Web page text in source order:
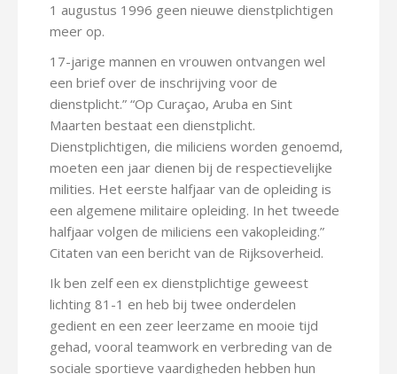
1 augustus 1996 geen nieuwe dienstplichtigen
meer op.
17-jarige mannen en vrouwen ontvangen wel
een brief over de inschrijving voor de
dienstplicht.” “Op Curaçao, Aruba en Sint
Maarten bestaat een dienstplicht.
Dienstplichtigen, die miliciens worden genoemd,
moeten een jaar dienen bij de respectievelijke
milities. Het eerste halfjaar van de opleiding is
een algemene militaire opleiding. In het tweede
halfjaar volgen de miliciens een vakopleiding.”
Citaten van een bericht van de Rijksoverheid.
Ik ben zelf een ex dienstplichtige geweest
lichting 81-1 en heb bij twee onderdelen
gedient en een zeer leerzame en mooie tijd
gehad, vooral teamwork en verbreding van de
sociale sportieve vaardigheden hebben hun